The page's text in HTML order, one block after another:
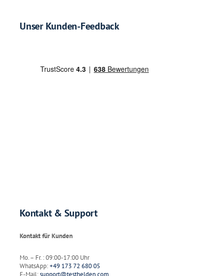
Unser Kunden-Feedback
Kontakt & Support
Kontakt für Kunden
Mo. – Fr. : 09:00-17:00 Uhr
WhatsApp:+49 173 72 680 05
E-Mail:support@testhelden.com